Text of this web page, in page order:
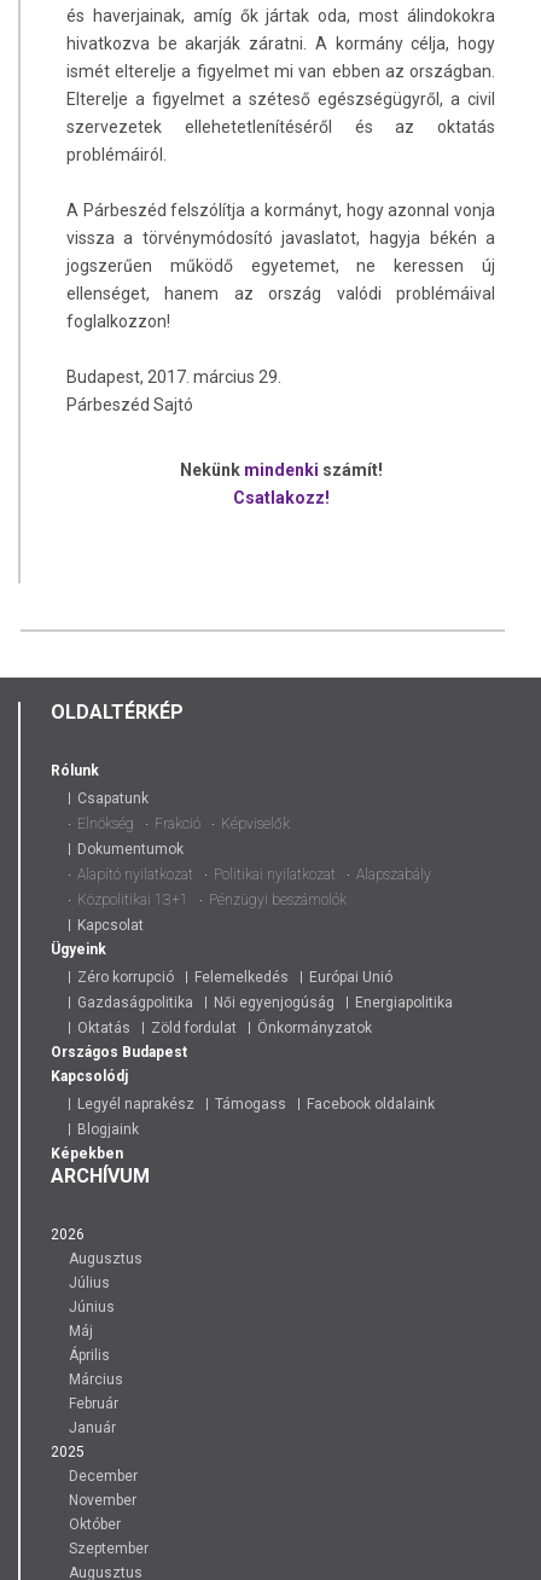
és haverjainak, amíg ők jártak oda, most álindokokra
hivatkozva be akarják záratni. A kormány célja, hogy
ismét elterelje a figyelmet mi van ebben az országban.
Elterelje a figyelmet a széteső egészségügyről, a civil
szervezetek ellehetetlenítéséről és az oktatás
problémáiról.
A Párbeszéd felszólítja a kormányt, hogy azonnal vonja
vissza a törvénymódosító javaslatot, hagyja békén a
jogszerűen működő egyetemet, ne keressen új
ellenséget, hanem az ország valódi problémáival
foglalkozzon!
Budapest, 2017. március 29.
Párbeszéd Sajtó
Nekünk mindenki számít!
Csatlakozz!
OLDALTÉRKÉP
Rólunk
Csapatunk
Elnökség
Frakció
Képviselők
Dokumentumok
Alapító nyilatkozat
Politikai nyilatkozat
Alapszabály
Közpolitikai 13+1
Pénzügyi beszámolók
Kapcsolat
Ügyeink
Zéro korrupció
Felemelkedés
Európai Unió
Gazdaságpolitika
Női egyenjogúság
Energiapolitika
Oktatás
Zöld fordulat
Önkormányzatok
Országos Budapest
Kapcsolódj
Legyél naprakész
Támogass
Facebook oldalaink
Blogjaink
Képekben
ARCHÍVUM
2026
Augusztus
Július
Június
Máj
Április
Március
Február
Január
2025
December
November
Október
Szeptember
Augusztus